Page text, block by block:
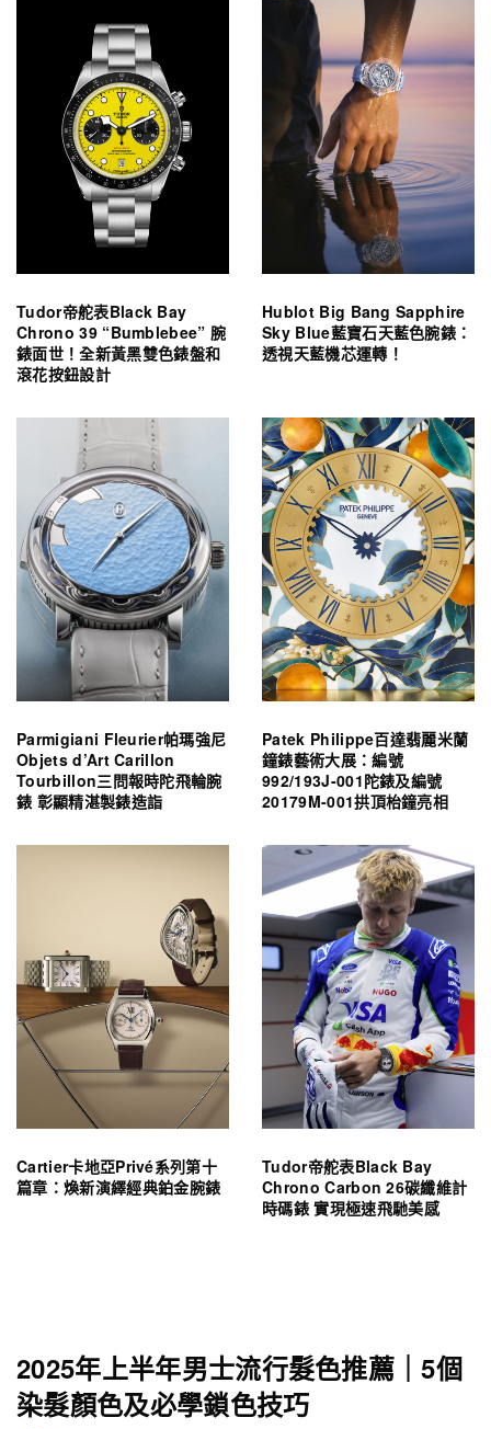
Tudor帝舵表Black Bay
Chrono 39 “Bumblebee” 腕
錶面世！全新黃黑雙色錶盤和
滾花按鈕設計
Hublot Big Bang Sapphire
Sky Blue藍寶石天藍色腕錶：
透視天藍機芯運轉！
Parmigiani Fleurier帕瑪強尼
Objets d’Art Carillon
Tourbillon三問報時陀飛輪腕
錶 彰顯精湛製錶造詣
Patek Philippe百達翡麗米蘭
鐘錶藝術大展：編號
992/193J-001陀錶及編號
20179M-001拱頂枱鐘亮相
Cartier卡地亞Privé系列第十
篇章：煥新演繹經典鉑金腕錶
Tudor帝舵表Black Bay
Chrono Carbon 26碳纖維計
時碼錶 實現極速飛馳美感
2025年上半年男士流行髮色推薦｜5個
染髮顏色及必學鎖色技巧